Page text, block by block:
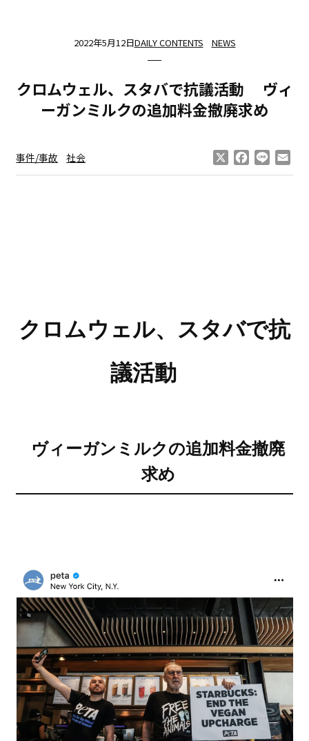
2022年5月12日DAILY CONTENTS NEWS
クロムウェル、スタバで抗議活動 ヴィ
ーガンミルクの追加料金撤廃求め
事件/事故 社会 Facebook
Line
クロムウェル、スタバで抗
議活動
ヴィーガンミルクの追加料金撤廃
求め